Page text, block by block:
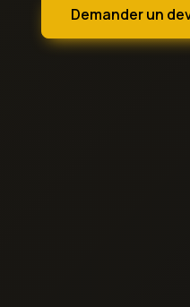
Demander un